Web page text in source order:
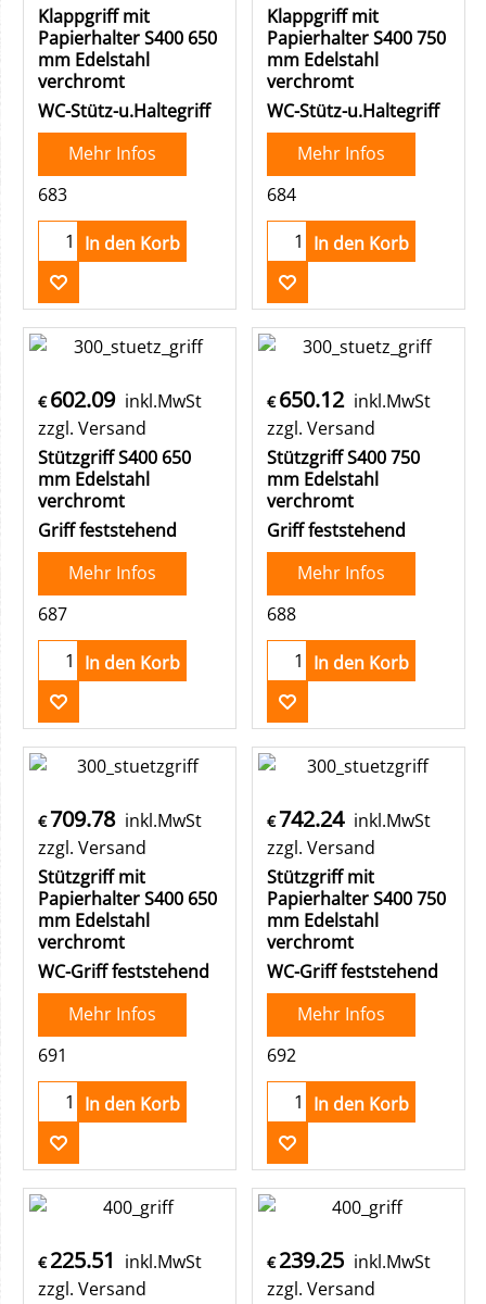
Klappgriff mit
Papierhalter S400 650
mm Edelstahl
verchromt
WC-Stütz-u.Haltegriff
Mehr Infos
683
In den Korb
Klappgriff mit
Papierhalter S400 750
mm Edelstahl
verchromt
WC-Stütz-u.Haltegriff
Mehr Infos
684
In den Korb
€ 602.09 inkl.MwSt
zzgl. Versand
Stützgriff S400 650
mm Edelstahl
verchromt
Griff feststehend
Mehr Infos
687
In den Korb
€ 650.12 inkl.MwSt
zzgl. Versand
Stützgriff S400 750
mm Edelstahl
verchromt
Griff feststehend
Mehr Infos
688
In den Korb
€709.78 inkl.MwSt
zzgl. Versand
Stützgriff mit
Papierhalter S400 650
mm Edelstahl
verchromt
WC-Griff feststehend
Mehr Infos
691
In den Korb
€742.24 inkl.MwSt
zzgl. Versand
Stützgriff mit
Papierhalter S400 750
mm Edelstahl
verchromt
WC-Griff feststehend
Mehr Infos
692
In den Korb
€ 225.51 inkl.MwSt
zzgl. Versand
€ 239.25 inkl.MwSt
zzgl. Versand